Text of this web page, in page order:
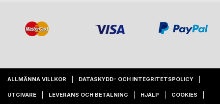
ALLMÄNNA VILLKOR DATASKYDD- OCH INTEGRITETSPOLICY
UTGIVARE LEVERANS OCH BETALNING HJÄLP COOKIES